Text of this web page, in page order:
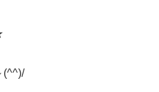
(^^)/